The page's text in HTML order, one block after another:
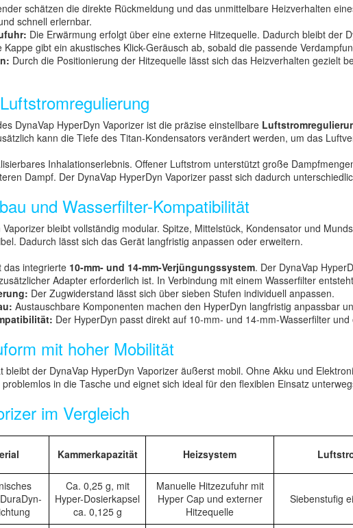
schätzen die direkte Rückmeldung und das unmittelbare Heizverhalten
schnell erlernbar.
Die Erwärmung erfolgt über eine externe Hitzequelle. Dadurch bleibt der
Kappe gibt ein akustisches Klick-Geräusch ab, sobald die passende
Durch die Positionierung der Hitzequelle lässt sich das Heizverhalten gezielt
DynaVap HyperDyn Vaporizer ist die präzise einstellbare
kann die Tiefe des Titan-Kondensators verändert werden, um das
Inhalationserlebnis. Offener Luftstrom unterstützt große
Dampf. Der DynaVap HyperDyn Vaporizer passt sich dadurch
und Wasserfilter-Kompatibilität
Vaporizer bleibt vollständig modular. Spitze, Mittelstück, Kondensator und
Dadurch lässt sich das Gerät langfristig anpassen oder erweitern.
das integrierte 10-mm- und 14-mm-Verjüngungssystem. Der DynaVap
Adapter erforderlich ist. In Verbindung mit einem Wasserfilter
Der Zugwiderstand lässt sich über sieben Stufen individuell anpassen.
Austauschbare Komponenten machen den HyperDyn langfristig anpassbar
Der HyperDyn passt direkt auf 10-mm- und 14-mm-Wasserfilter
mit hoher Mobilität
bleibt der DynaVap HyperDyn Vaporizer äußerst mobil. Ohne Akku und
in die Tasche und eignet sich ideal für den flexiblen Einsatz
im Vergleich
Kammerkapazität Heizsystem
Ca. 0,25 g, mit
Hyper-Dosierkapsel
ca. 0,125 g
Manuelle Hitzezufuhr mit
Hyper Cap und externer
Hitzequelle
Siebenstufig